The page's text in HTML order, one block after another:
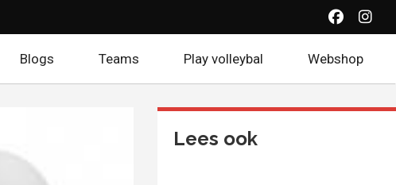
(Opent
Blogs Teams Play volleybal Webshop
Lees ook